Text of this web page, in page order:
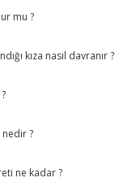
mu ?
kıza nasıl davranır ?
?
ne kadar ?